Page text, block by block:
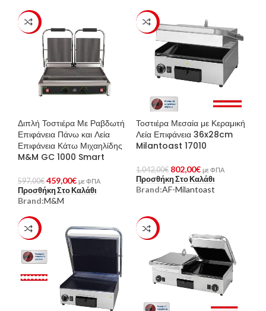
-23%
Διπλή Τοστιέρα Με Ραβδωτή
Επιφάνεια Πάνω και Λεία
Επιφάνεια Κάτω Μιχαηλίδης
M&M GC 1000 Smart
597,00€ 459,00€ με ΦΠΑ
Προσθήκη Στο Καλάθι
Brand:M&M
-23%
Τοστιέρα Μεσαία με Κεραμική
Λεία Επιφάνεια 36x28cm
Milantoast 17010
1.042,00€ 802,00€ με ΦΠΑ
Προσθήκη Στο Καλάθι
Brand:AF-Milantoast
-23% -23%